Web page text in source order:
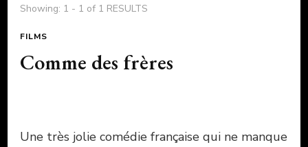
Showing: 1 - 1 of 1 RESULTS
FILMS
Comme des frères
Une très jolie comédie française qui ne manque